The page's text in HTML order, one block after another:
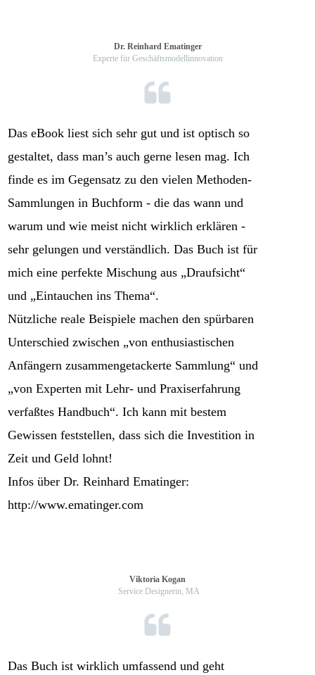
Dr. Reinhard Ematinger
Experte für Geschäftsmodellinnovation
Das eBook liest sich sehr gut und ist optisch so
gestaltet, dass man’s auch gerne lesen mag. Ich
finde es im Gegensatz zu den vielen Methoden-
Sammlungen in Buchform - die das wann und
warum und wie meist nicht wirklich erklären -
sehr gelungen und verständlich. Das Buch ist für
mich eine perfekte Mischung aus „Draufsicht“
und „Eintauchen ins Thema“.
Nützliche reale Beispiele machen den spürbaren
Unterschied zwischen „von enthusiastischen
Anfängern zusammengetackerte Sammlung“ und
„von Experten mit Lehr- und Praxiserfahrung
verfaßtes Handbuch“. Ich kann mit bestem
Gewissen feststellen, dass sich die Investition in
Zeit und Geld lohnt!
Infos über Dr. Reinhard Ematinger:
http://www.ematinger.com
Viktoria Kogan
Service Designerin, MA
Das Buch ist wirklich umfassend und geht